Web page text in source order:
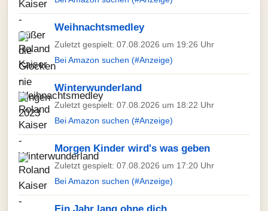
Weihnachtsmedley
Zuletzt gespielt: 07.08.2026 um 19:26 Uhr
Bei Amazon suchen (#Anzeige)
Winterwunderland
Zuletzt gespielt: 07.08.2026 um 18:22 Uhr
Bei Amazon suchen (#Anzeige)
Morgen Kinder wird's was geben
Zuletzt gespielt: 07.08.2026 um 17:20 Uhr
Bei Amazon suchen (#Anzeige)